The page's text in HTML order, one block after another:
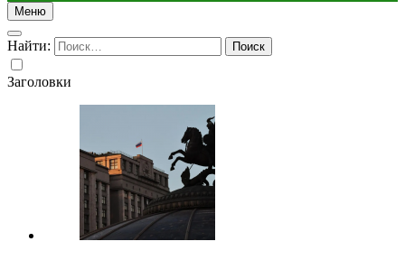
Меню
Найти:
Заголовки